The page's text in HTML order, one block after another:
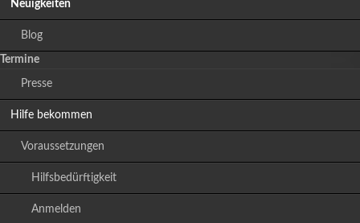
Neuigkeiten
Blog
Termine
Presse
Hilfe bekommen
Voraussetzungen
Hilfsbedürftigkeit
Anmelden